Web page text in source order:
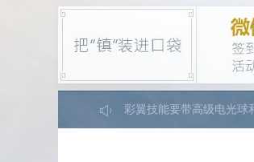
网易游戏
游戏爱好者
元宝充值，要么就30元
V6有熔岩兽，无须打技
新区不用使劲冲级进开
55级以前BB有什么带什
彩翼技能要带高级电光球